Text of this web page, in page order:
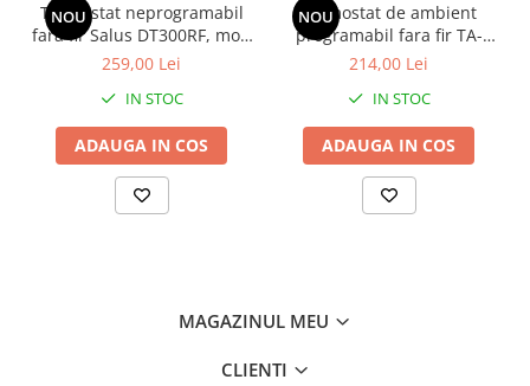
NOU
Termostat neprogramabil
fara fir Salus DT300RF, mod
sleep, setari predefinite,
259,00 Lei
IN STOC
ADAUGA IN COS
NOU
Termostat de ambient
programabil fara fir TA-
WT19
214,00 Lei
IN STOC
ADAUGA IN COS
MAGAZINUL MEU
CLIENTI